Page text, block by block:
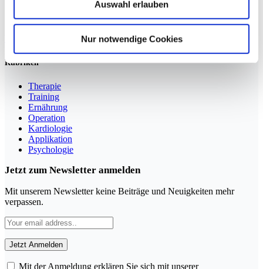
Auswahl erlauben
Nur notwendige Cookies
Sportmedizin für Ärzte, Therapeuten und Trainer
Rubriken
Therapie
Training
Ernährung
Operation
Kardiologie
Applikation
Psychologie
Jetzt zum Newsletter anmelden
Mit unserem Newsletter keine Beiträge und Neuigkeiten mehr
verpassen.
Mit der Anmeldung erklären Sie sich mit unserer